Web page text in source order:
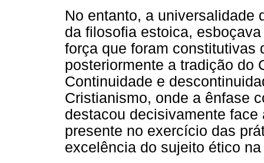
No entanto, a universalidade
da filosofia estoica,
força que foram constitutivas
posteriormente a tradição do
Continuidade e
Cristianismo, onde a ênfase
destacou decisivamente
presente no exercício das
excelência do sujeito ético